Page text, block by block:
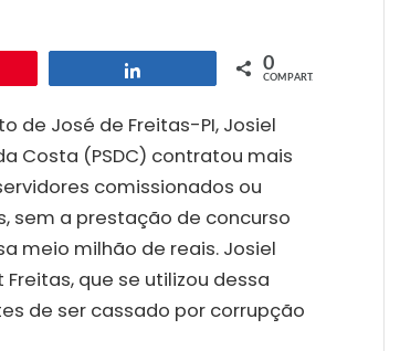
Compartilhar 0
COMPART.
de José de Freitas-PI, Josiel
Costa (PSDC) contratou mais
comissionados ou
sem a prestação de concurso
meio milhão de reais. Josiel
que se utilizou dessa
de ser cassado por corrupção